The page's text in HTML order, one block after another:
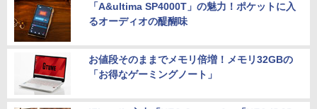
「A&ultima SP4000T」の魅力！ポケットに入
るオーディオの醍醐味
お値段そのままでメモリ倍増！メモリ32GBの
「お得なゲーミングノート」